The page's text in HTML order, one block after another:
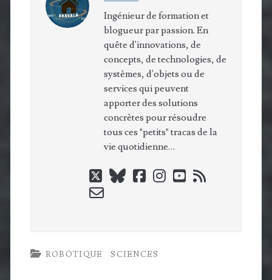
Ingénieur de formation et
blogueur par passion. En
quête d'innovations, de
concepts, de technologies, de
systèmes, d'objets ou de
services qui peuvent
apporter des solutions
concrètes pour résoudre
tous ces "petits" tracas de la
vie quotidienne…
twitterblueskyfacebook
instagram
youtube
rss
email-
ROBOTIQUE SCIENCES